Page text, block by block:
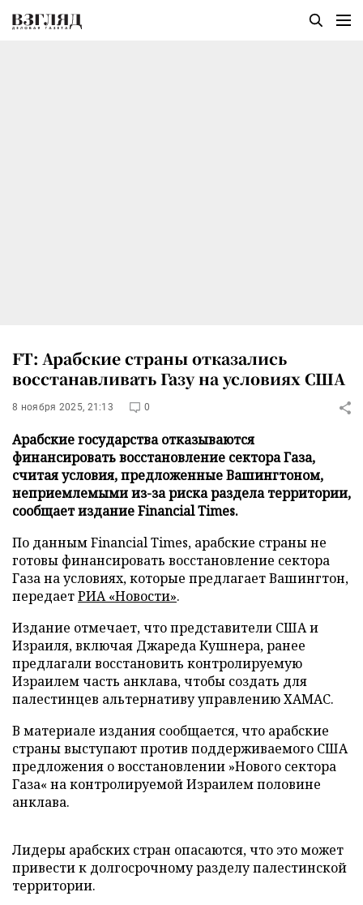
FT: Арабские страны отказались
восстанавливать Газу на условиях США
8 ноября 2025, 21:13 0
Арабские государства отказываются
финансировать восстановление сектора Газа,
считая условия, предложенные Вашингтоном,
неприемлемыми из-за риска раздела территории,
сообщает издание Financial Times.
По данным Financial Times, арабские страны не
готовы финансировать восстановление сектора
Газа на условиях, которые предлагает Вашингтон,
передаетРИА «Новости».
Издание отмечает, что представители США и
Израиля, включая Джареда Кушнера, ранее
предлагали восстановить контролируемую
Израилем часть анклава, чтобы создать для
палестинцев альтернативу управлению ХАМАС.
В материале издания сообщается, что арабские
страны выступают против поддерживаемого США
предложения о восстановлении »Нового сектора
Газа« на контролируемой Израилем половине
анклава.
Лидеры арабских стран опасаются, что это может
привести к долгосрочному разделу палестинской
территории.